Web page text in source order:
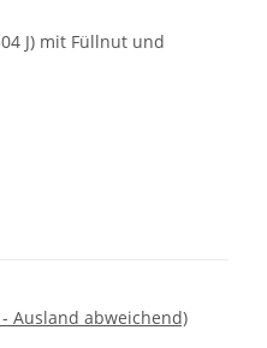
J) mit Füllnut und
- Ausland abweichend)